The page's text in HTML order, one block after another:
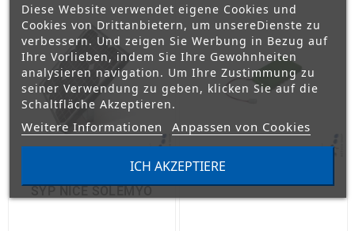
SYP NICE SOLEMYO
Diese Website verwendet eigene Cookies und
Cookies von Drittanbietern, um unsereDienste zu
verbessern. Und zeigen Sie Werbung in Bezug auf
Ihre Vorlieben, indem Sie Ihre Gewohnheiten
analysieren navigation. Um Ihre Zustimmung zu
seiner Verwendung zu geben, klicken Sie auf die
Schaltfläche Akzeptieren.
Weitere Informationen Anpassen von Cookies
ICH AKZEPTIERE